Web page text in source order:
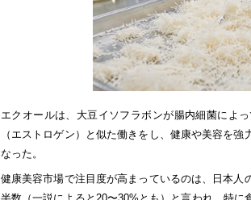
エクオールは、大豆イソフラボンが腸内細菌によ
（エストロゲン）と似た働きをし、健康や美容を
なった。
健康美容市場で注目度が高まっているのは、日本